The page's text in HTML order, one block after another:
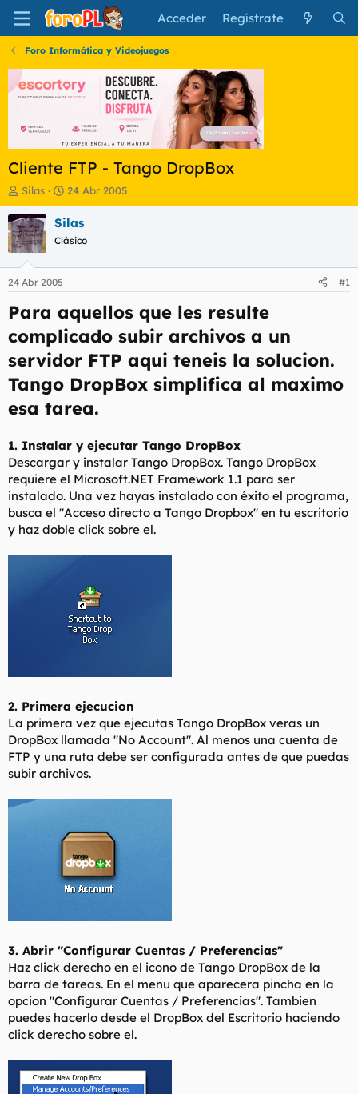
Acceder Regístrate
Foro Informática y Videojuegos
Cliente FTP - Tango DropBox
I
n
i
c
i
a
d
o
d
e
t
m
a
Silas
F
e
c
a
i
i
c
o
24 Abr 2005
Silas
Clásico
24 Abr 2005 #1
Para aquellos que les resulte
complicado subir archivos a un
servidor FTP aqui teneis la solucion.
Tango DropBox simplifica al maximo
esa tarea.
1. Instalar y ejecutar Tango DropBox
Descargar y instalar Tango DropBox. Tango DropBox
requiere el Microsoft.NET Framework 1.1 para ser
instalado. Una vez hayas instalado con éxito el programa,
busca el "Acceso directo a Tango Dropbox" en tu escritorio
y haz doble click sobre el.
2. Primera ejecucion
La primera vez que ejecutas Tango DropBox veras un
DropBox llamada "No Account". Al menos una cuenta de
FTP y una ruta debe ser configurada antes de que puedas
subir archivos.
3. Abrir "Configurar Cuentas / Preferencias"
Haz click derecho en el icono de Tango DropBox de la
barra de tareas. En el menu que aparecera pincha en la
opcion "Configurar Cuentas / Preferencias". Tambien
puedes hacerlo desde el DropBox del Escritorio haciendo
click derecho sobre el.